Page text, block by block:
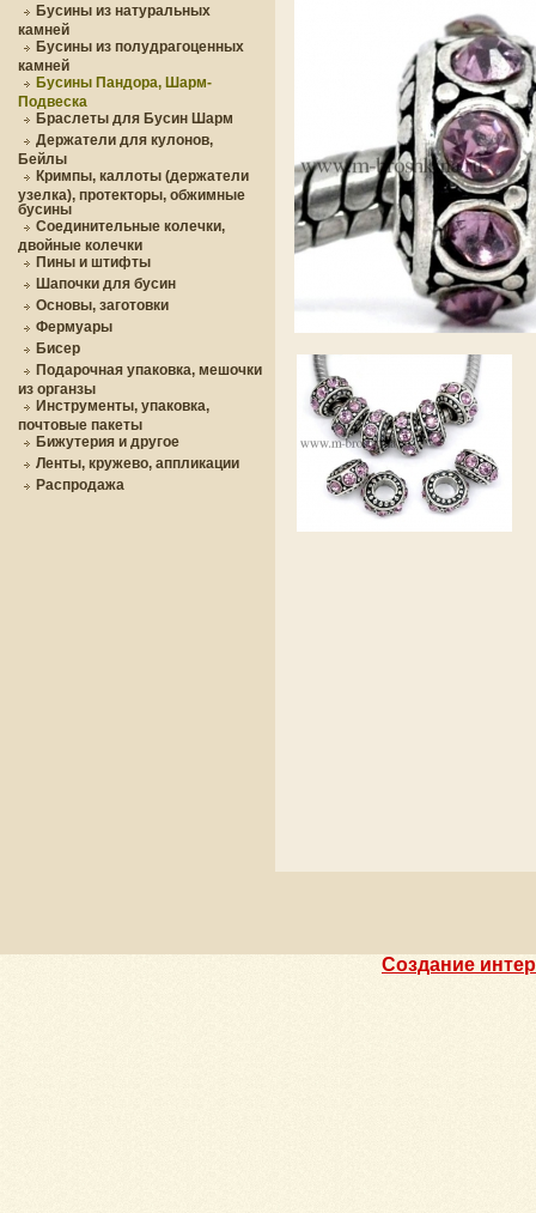
Бусины из натуральных
камней
Бусины из полудрагоценных
камней
Бусины Пандора, Шарм-
Подвеска
Браслеты для Бусин Шарм
Держатели для кулонов,
Бейлы
Кримпы, каллоты (держатели
узелка), протекторы, обжимные
бусины
Соединительные колечки,
двойные колечки
Пины и штифты
Шапочки для бусин
Основы, заготовки
Фермуары
Бисер
Подарочная упаковка, мешочки
из органзы
Инструменты, упаковка,
почтовые пакеты
Бижутерия и другое
Ленты, кружево, аппликации
Распродажа
Создание